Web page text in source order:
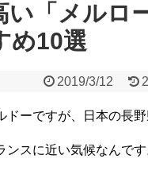
い「メルロ
め10選
2019/3/12
ドーですが、日本の長
ンスに近い気候なんで